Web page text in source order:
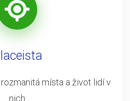
místa a život lidí v
nich